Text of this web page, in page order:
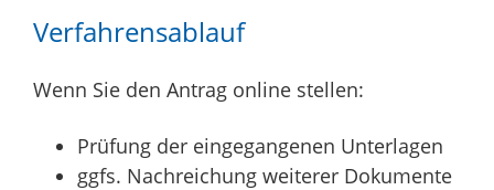
Verfahrensablauf
Wenn Sie den Antrag online stellen:
Prüfung der eingegangenen Unterlagen
ggfs. Nachreichung weiterer Dokumente